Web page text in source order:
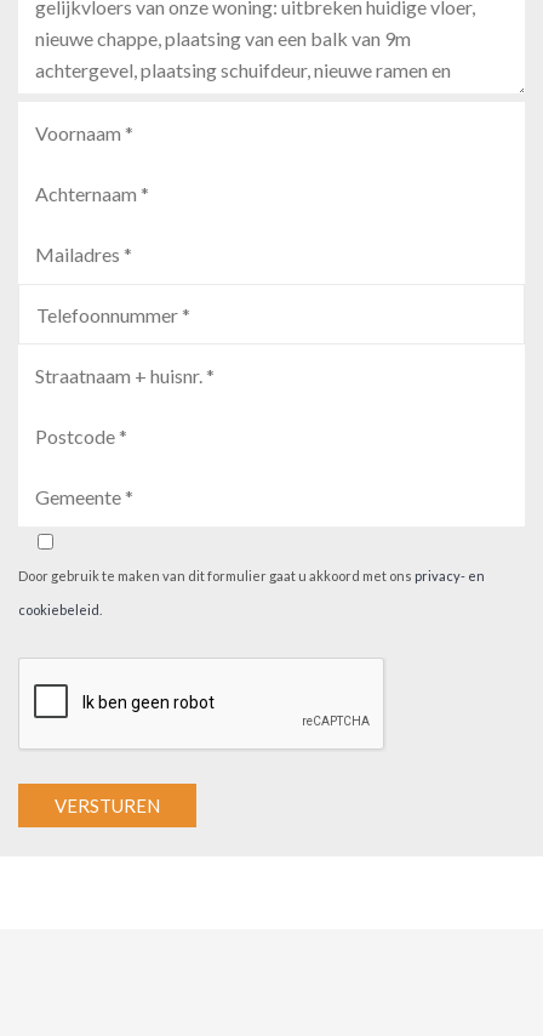
Door gebruik te maken van dit formulier gaat u akkoord met ons privacy- en
cookiebeleid